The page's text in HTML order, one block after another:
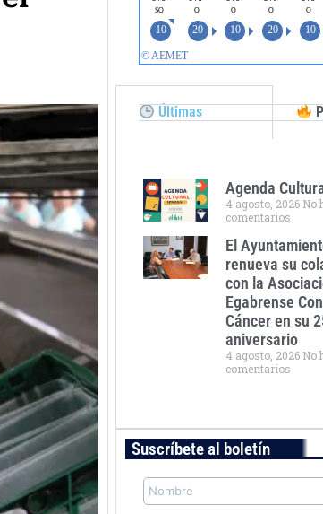
Últimas
Agenda
4 agosto, 2026 No
comentarios
El
renueva su
con la
Egabrense
Cáncer en su
aniversario
4 agosto, 2026 No
comentarios
Suscríbete al boletín